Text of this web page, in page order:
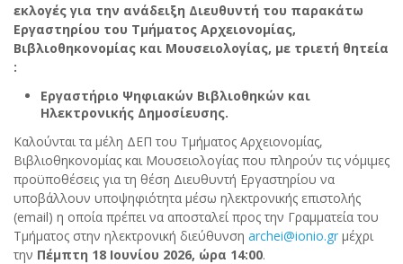
εκλογές για την ανάδειξη Διευθυντή του παρακάτω
Εργαστηρίου του Τμήματος Αρχειονομίας,
Βιβλιοθηκονομίας και Μουσειολογίας, με τριετή θητεία
:
Εργαστήριο Ψηφιακών Βιβλιοθηκών και
Ηλεκτρονικής Δημοσίευσης.
Καλούνται τα μέλη ΔΕΠ του Τμήματος Αρχειονομίας,
Βιβλιοθηκονομίας και Μουσειολογίας που πληρούν τις νόμιμες
προϋποθέσεις για τη θέση Διευθυντή Εργαστηρίου να
υποβάλλουν υποψηφιότητα μέσω ηλεκτρονικής επιστολής
(email) η οποία πρέπει να αποσταλεί προς την Γραμματεία του
Τμήματος στην ηλεκτρονική διεύθυνση archei@ionio.gr μέχρι
την Πέμπτη 18 Ιουνίου 2026, ώρα 14:00.